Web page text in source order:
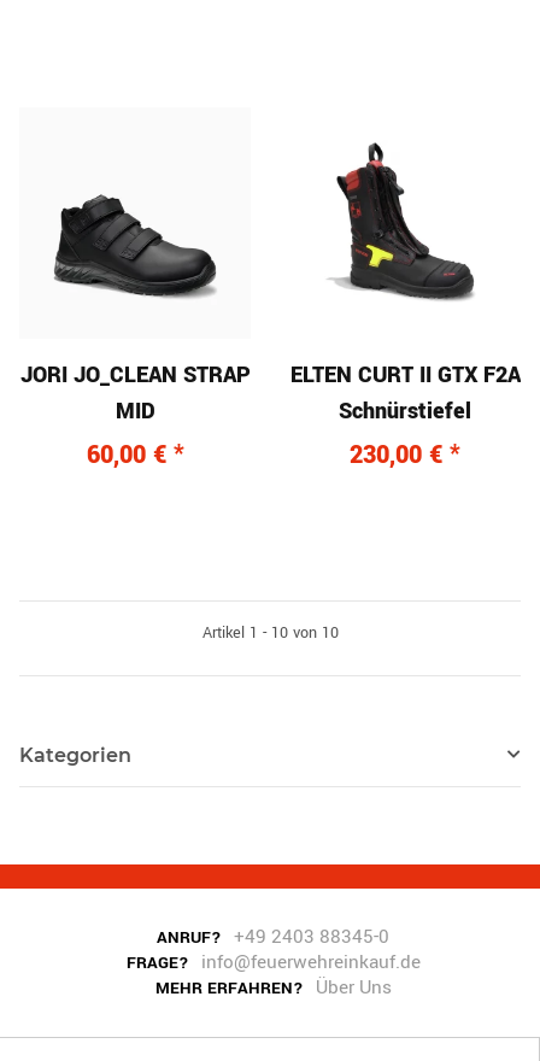
JORI JO_CLEAN STRAP
MID
60,00 € *
ELTEN CURT II GTX F2A
Schnürstiefel
230,00 € *
Artikel 1 - 10 von 10
Kategorien
ANRUF? +49 2403 88345-0
FRAGE? info@feuerwehreinkauf.de
MEHR ERFAHREN? Über Uns